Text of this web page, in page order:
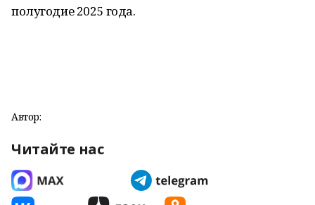
полугодие 2025 года.
Автор:
Читайте нас